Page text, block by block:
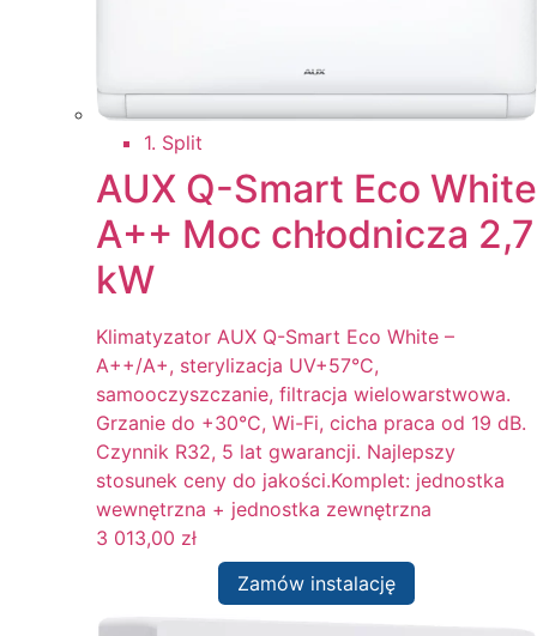
1. Split
AUX Q-Smart Eco White
A++ Moc chłodnicza 2,7
kW
Klimatyzator AUX Q-Smart Eco White –
A++/A+, sterylizacja UV+57°C,
samooczyszczanie, filtracja wielowarstwowa.
Grzanie do +30°C, Wi-Fi, cicha praca od 19 dB.
Czynnik R32, 5 lat gwarancji. Najlepszy
stosunek ceny do jakości.Komplet: jednostka
wewnętrzna + jednostka zewnętrzna
3 013,00 zł
Zamów instalację